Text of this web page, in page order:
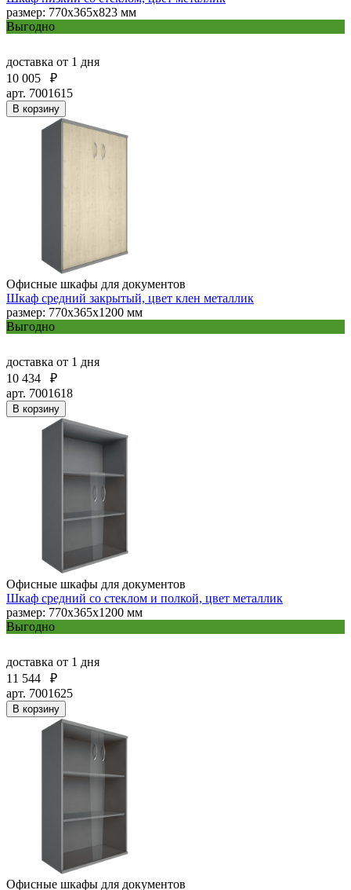
размер: 770х365х823 мм
Выгодно
доставка от 1 дня
10 005
₽
арт. 7001615
В корзину
Офисные шкафы для документов
Шкаф средний закрытый, цвет клен металлик
размер: 770х365х1200 мм
Выгодно
доставка от 1 дня
10 434
₽
арт. 7001618
В корзину
Офисные шкафы для документов
Шкаф средний со стеклом и полкой, цвет металлик
размер: 770х365х1200 мм
Выгодно
доставка от 1 дня
11 544
₽
арт. 7001625
В корзину
Офисные шкафы для документов